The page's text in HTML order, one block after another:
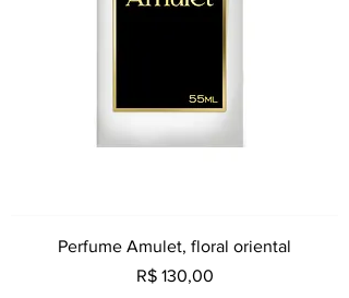
Perfume Amulet, floral oriental
Preço
R$ 130,00